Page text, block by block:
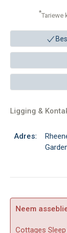
*Tariewe
Ligging &
Adres:
Neem
Cottages